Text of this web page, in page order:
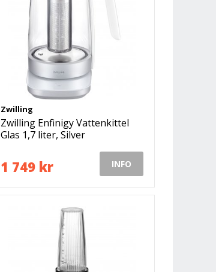
Zwilling
Zwilling Enfinigy Vattenkittel
Glas 1,7 liter, Silver
1 749 kr INFO